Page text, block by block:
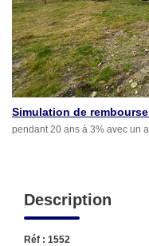
Simulation de
pendant 20 ans à 3% avec un
Description
Réf : 1552